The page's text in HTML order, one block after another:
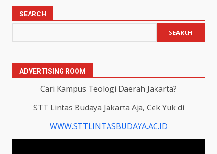
pagination
SEARCH
SEARCH
ADVERTISING ROOM
Cari Kampus Teologi Daerah Jakarta?
STT Lintas Budaya Jakarta Aja, Cek Yuk di
WWW.STTLINTASBUDAYA.AC.ID